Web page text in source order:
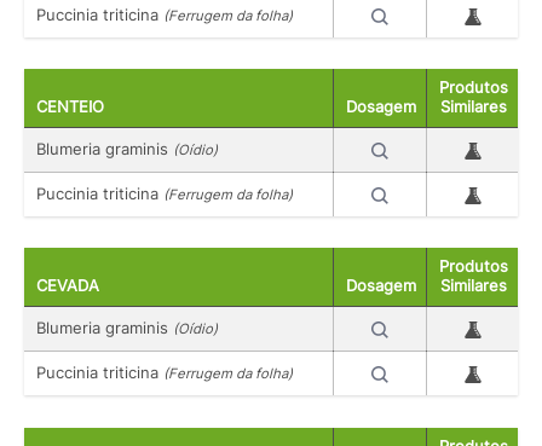
Puccinia triticina (Ferrugem da folha)
CENTEIO Dosagem
Produtos
Similares
Blumeria graminis (Oídio)
Puccinia triticina (Ferrugem da folha)
CEVADA Dosagem
Produtos
Similares
Blumeria graminis (Oídio)
Puccinia triticina (Ferrugem da folha)